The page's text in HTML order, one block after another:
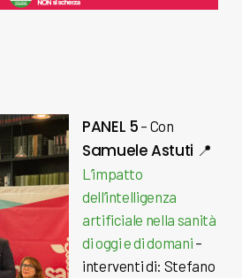
PANEL 5 – Con
Samuele Astuti 📍
L’impatto
dell’intelligenza
artificiale nella sanità
di oggi e di domani –
interventi di: Stefano